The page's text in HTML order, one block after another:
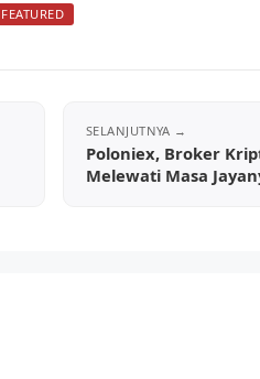
FEATURED
Poloniex, Broker
Melewati Masa